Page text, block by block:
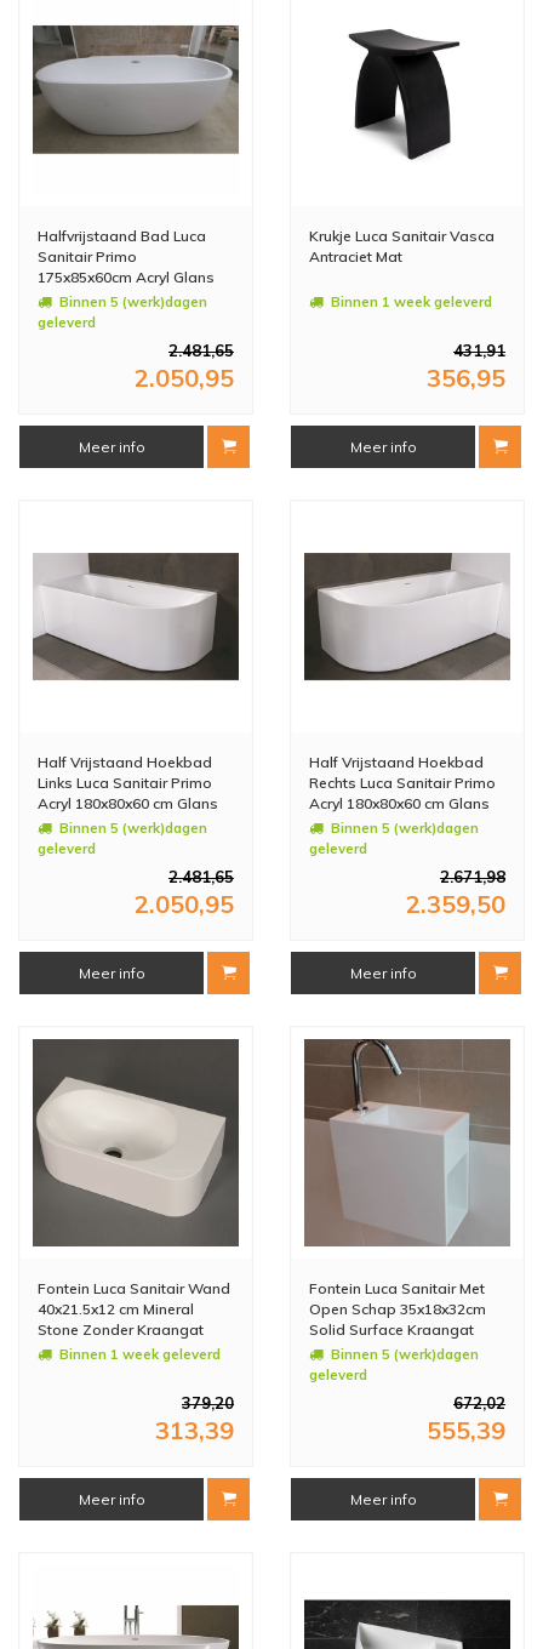
Halfvrijstaand Bad Luca
Sanitair Primo
175x85x60cm Acryl Glans
Wit Met Overloop
Binnen 5 (werk)dagen
geleverd
2.481,65
2.050,95
Meer info
Krukje Luca Sanitair Vasca
Antraciet Mat
Binnen 1 week geleverd
431,91
356,95
Meer info
Half Vrijstaand Hoekbad
Links Luca Sanitair Primo
Acryl 180x80x60 cm Glans
Wit (inclusief afvoer en
sifon)
Binnen 5 (werk)dagen
geleverd
2.481,65
2.050,95
Meer info
Half Vrijstaand Hoekbad
Rechts Luca Sanitair Primo
Acryl 180x80x60 cm Glans
Wit (inclusief afvoer en
sifon)
Binnen 5 (werk)dagen
geleverd
2.671,98
2.359,50
Meer info
Fontein Luca Sanitair Wand
40x21.5x12 cm Mineral
Stone Zonder Kraangat
Glans Wit Rechts
Binnen 1 week geleverd
379,20
313,39
Meer info
Fontein Luca Sanitair Met
Open Schap 35x18x32cm
Solid Surface Kraangat
LinksBinnen 5 (werk)dagen
geleverd
672,02
555,39
Meer info